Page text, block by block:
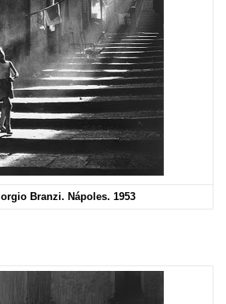
Branzi. Nápoles. 1953